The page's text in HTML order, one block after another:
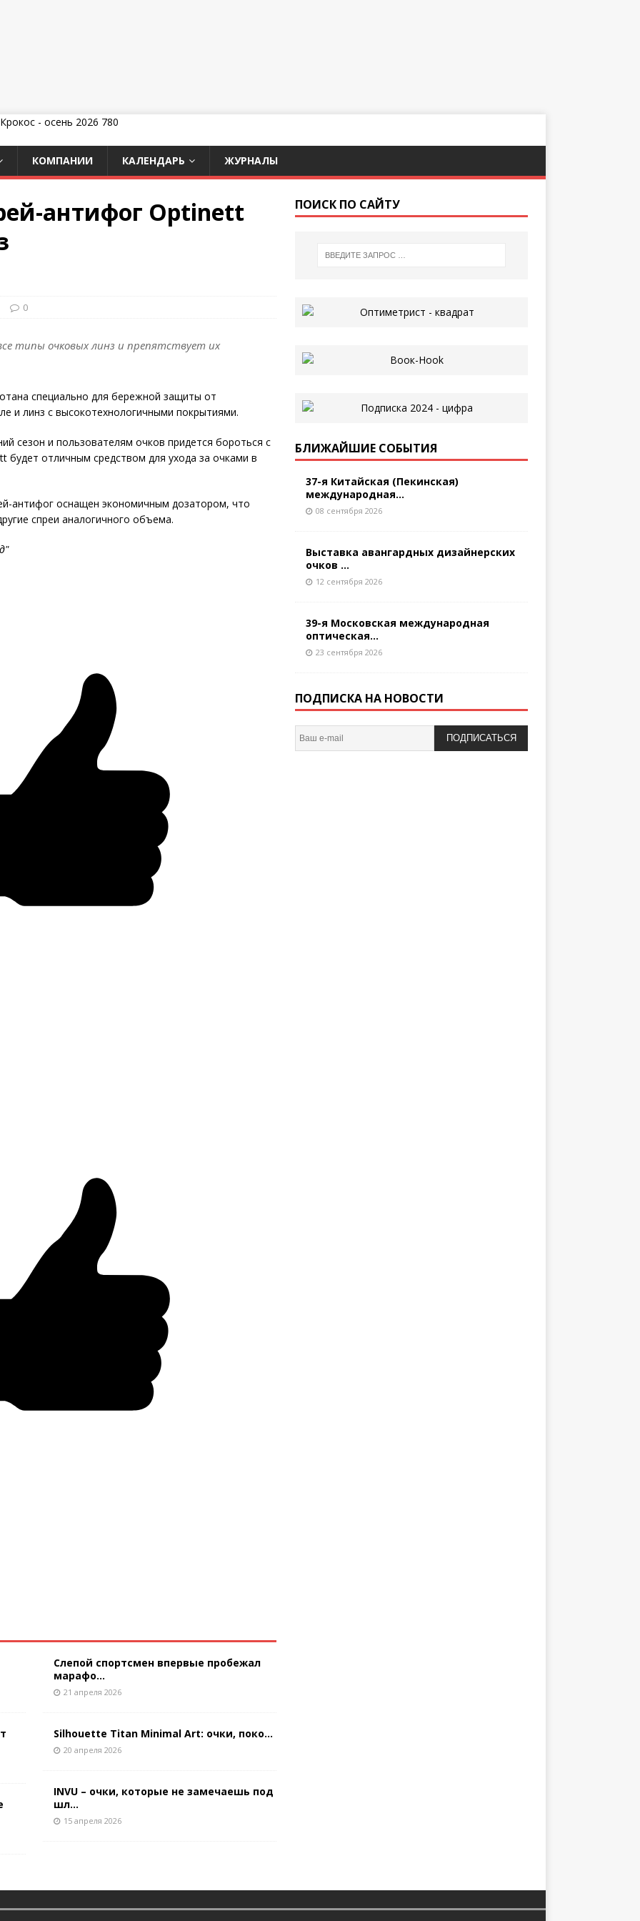
КОМПАНИИ КАЛЕНДАРЬ ЖУРНАЛЫ
антифог Optinett
0
типы очковых линз и препятствует их
специально для бережной защиты от
и линз с высокотехнологичными покрытиями.
сезон и пользователям очков придется бороться с
будет отличным средством для ухода за очками в
антифог оснащен экономичным дозатором, что
спреи аналогичного объема.
Слепой спортсмен впервые пробежал
марафо...
21 апреля 2026
Silhouette Titan Minimal Art: очки, поко...
20 апреля 2026
INVU – очки, которые не замечаешь под
шл...
15 апреля 2026
ПОИСК ПО САЙТУ
БЛИЖАЙШИЕ СОБЫТИЯ
37-я Китайская (Пекинская)
международная...
08 сентября 2026
Выставка авангардных дизайнерских
очков ...
12 сентября 2026
39-я Московская международная
оптическая...
23 сентября 2026
ПОДПИСКА НА НОВОСТИ
ПОДПИСАТЬСЯ